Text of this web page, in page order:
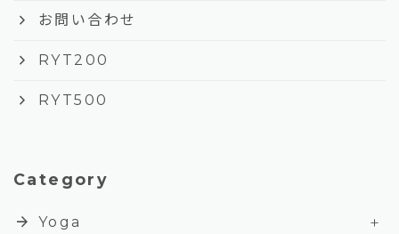
keyboard_arrow_right お問い合わせ
keyboard_arrow_right RYT200
keyboard_arrow_right RYT500
Category
arrow_forward Yoga
+